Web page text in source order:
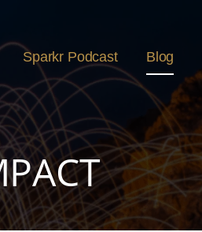
Sparkr Podcast Blog